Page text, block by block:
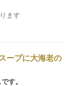
ます
ープに大海老の
す。